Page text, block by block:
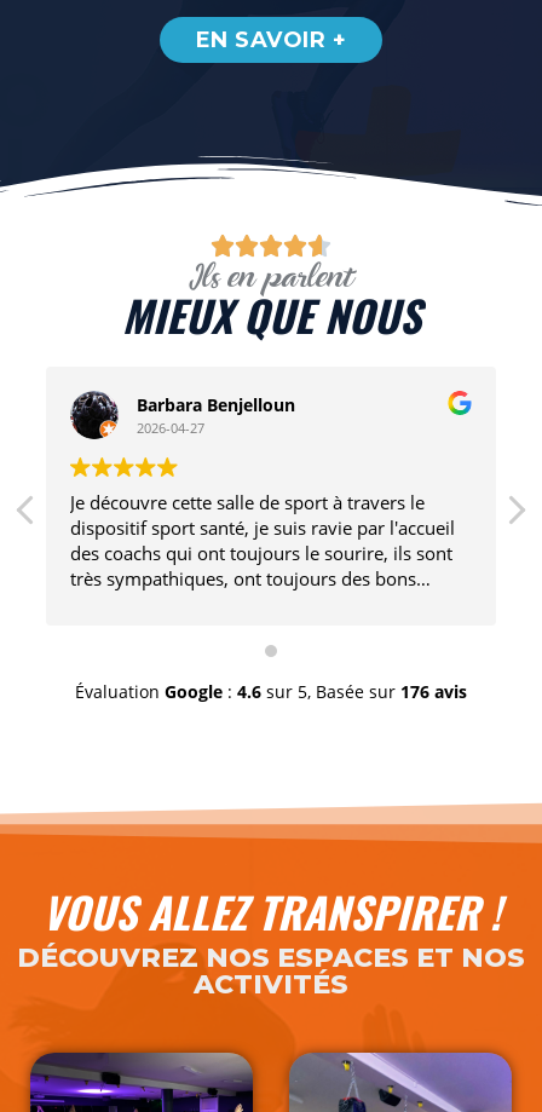
EN SAVOIR +

Ils en parlent
MIEUX QUE NOUS
Barbara Benjelloun
2026-04-27
Je découvre cette salle de sport à travers le
dispositif sport santé, je suis ravie par l'accueil
des coachs qui ont toujours le sourire, ils sont
très sympathiques, ont toujours des bons
moderne et très agréable d'utilisation. Les
machines et appareils sont très variés. La salle
dispose également d'une grande salle de cours
Évaluation Google : 4.6 sur 5, Basée sur 176 avis
VOUS ALLEZ TRANSPIRER !
DÉCOUVREZ NOS ESPACES ET NOS
ACTIVITÉS